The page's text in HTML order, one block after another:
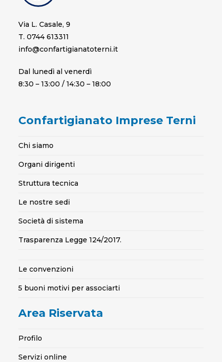
Via L. Casale, 9
T. 0744 613311
info@confartigianatoterni.it
Dal lunedì al venerdì
8:30 – 13:00 / 14:30 – 18:00
Confartigianato Imprese Terni
Chi siamo
Organi dirigenti
Struttura tecnica
Le nostre sedi
Società di sistema
Trasparenza Legge 124/2017.
Le convenzioni
5 buoni motivi per associarti
Area Riservata
Profilo
Servizi online